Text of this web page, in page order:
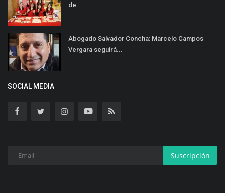
de...
Abogado Salvador Concha: Marcelo Campos
Vergara seguirá...
SOCIAL MEDIA
Suscripción